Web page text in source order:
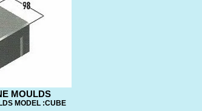
MOULDS
MODEL :CUBE